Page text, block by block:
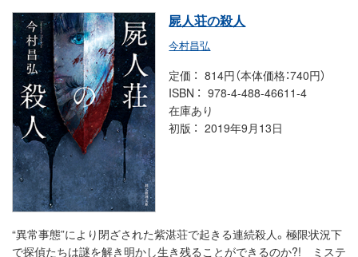
屍人荘の殺人
今村昌弘
定価
814円（本体価格：740円）
ISBN
978-4-488-46611-4
在庫あり
初版
2019年9月13日
“異常事態”により閉ざされた紫湛荘で起きる連続殺人。極限状況下
で探偵たちは謎を解き明かし生き残ることができるのか?! ミステ